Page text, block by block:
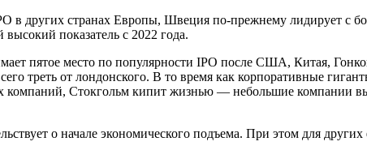
в других странах Европы, Швеция по-прежнему лидирует с
показатель с 2022 года.
пятое место по популярности IPO после США, Китая,
треть от лондонского. В то время как корпоративные
компаний, Стокгольм кипит жизнью — небольшие
о начале экономического подъема. При этом для